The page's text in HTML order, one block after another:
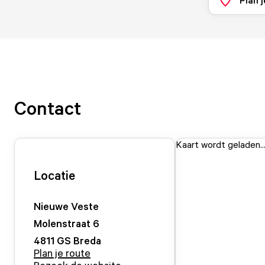
Contact
Locatie
Nieuwe Veste
Molenstraat 6
4811 GS Breda
Plan je route
Kaart wordt geladen...